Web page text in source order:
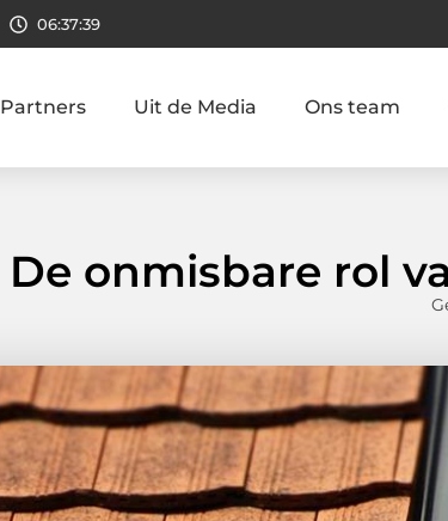
06:37:41
Partners Uit de Media Ons team
De onmisbare rol